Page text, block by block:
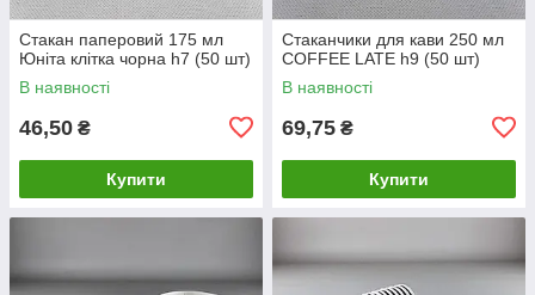
Стакан паперовий 175 мл
Юніта клітка чорна h7 (50 шт)
В наявності
46,50 ₴
Купити
Стаканчики для кави 250 мл
COFFEE LATE h9 (50 шт)
В наявності
69,75 ₴
Купити